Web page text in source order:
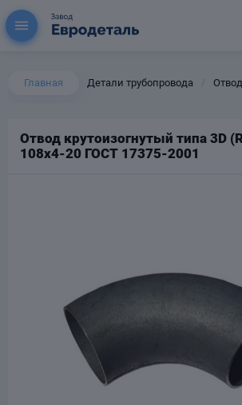
Главная Детали трубопровода
Отвод крутоизогнутый типа 3D
108х4-20 ГОСТ 17375-2001
для труб